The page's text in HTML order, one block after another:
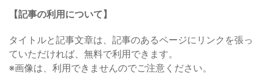
【記事の利用について】
タイトルと記事文章は、記事のあるページにリンクを張っ
ていただければ、無料で利用できます。
※画像は、利用できませんのでご注意ください。